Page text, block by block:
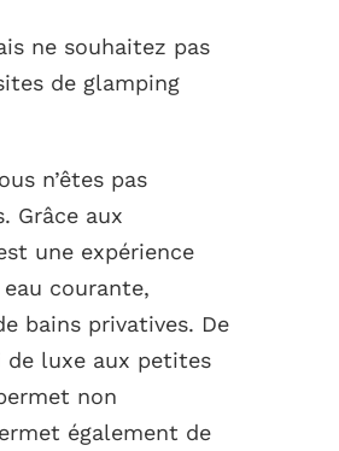
ne souhaitez pas
de glamping
n’êtes pas
Grâce aux
une expérience
courante,
bains privatives. De
luxe aux petites
non
également de